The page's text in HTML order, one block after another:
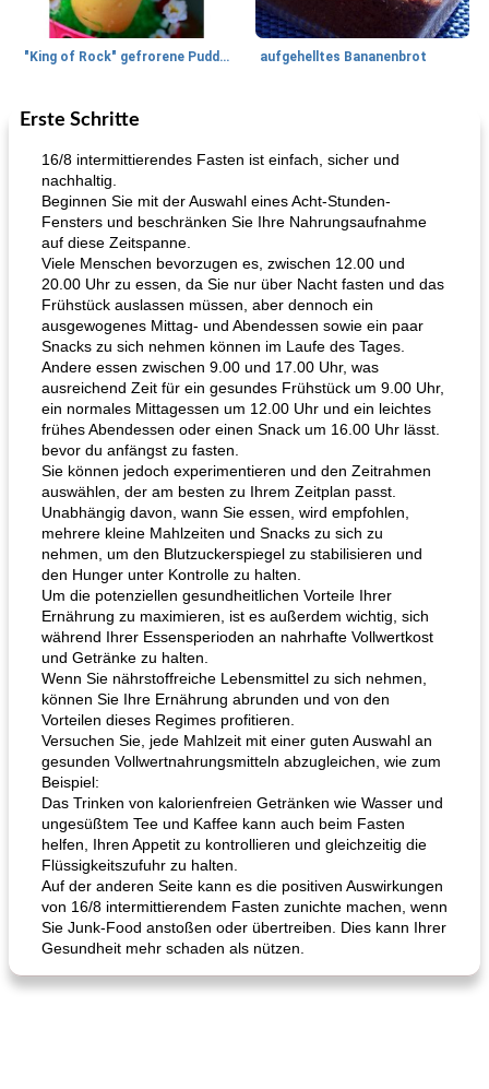
"King of Rock" gefrorene Pudding Pops aufgehelltes Bananenbrot
Mittagessen / Snacks
Hühnchen, Süßkartoffelsuppe
Erste Schritte
16/8 intermittierendes Fasten ist einfach, sicher und
nachhaltig.
Beginnen Sie mit der Auswahl eines Acht-Stunden-
Fensters und beschränken Sie Ihre Nahrungsaufnahme
auf diese Zeitspanne.
Viele Menschen bevorzugen es, zwischen 12.00 und
20.00 Uhr zu essen, da Sie nur über Nacht fasten und das
Frühstück auslassen müssen, aber dennoch ein
ausgewogenes Mittag- und Abendessen sowie ein paar
Snacks zu sich nehmen können im Laufe des Tages.
Andere essen zwischen 9.00 und 17.00 Uhr, was
ausreichend Zeit für ein gesundes Frühstück um 9.00 Uhr,
ein normales Mittagessen um 12.00 Uhr und ein leichtes
frühes Abendessen oder einen Snack um 16.00 Uhr lässt.
bevor du anfängst zu fasten.
Sie können jedoch experimentieren und den Zeitrahmen
auswählen, der am besten zu Ihrem Zeitplan passt.
Unabhängig davon, wann Sie essen, wird empfohlen,
mehrere kleine Mahlzeiten und Snacks zu sich zu
nehmen, um den Blutzuckerspiegel zu stabilisieren und
den Hunger unter Kontrolle zu halten.
Um die potenziellen gesundheitlichen Vorteile Ihrer
Ernährung zu maximieren, ist es außerdem wichtig, sich
während Ihrer Essensperioden an nahrhafte Vollwertkost
und Getränke zu halten.
Wenn Sie nährstoffreiche Lebensmittel zu sich nehmen,
können Sie Ihre Ernährung abrunden und von den
Vorteilen dieses Regimes profitieren.
Versuchen Sie, jede Mahlzeit mit einer guten Auswahl an
gesunden Vollwertnahrungsmitteln abzugleichen, wie zum
Beispiel:
Das Trinken von kalorienfreien Getränken wie Wasser und
ungesüßtem Tee und Kaffee kann auch beim Fasten
helfen, Ihren Appetit zu kontrollieren und gleichzeitig die
Flüssigkeitszufuhr zu halten.
Auf der anderen Seite kann es die positiven Auswirkungen
von 16/8 intermittierendem Fasten zunichte machen, wenn
Sie Junk-Food anstoßen oder übertreiben. Dies kann Ihrer
Gesundheit mehr schaden als nützen.